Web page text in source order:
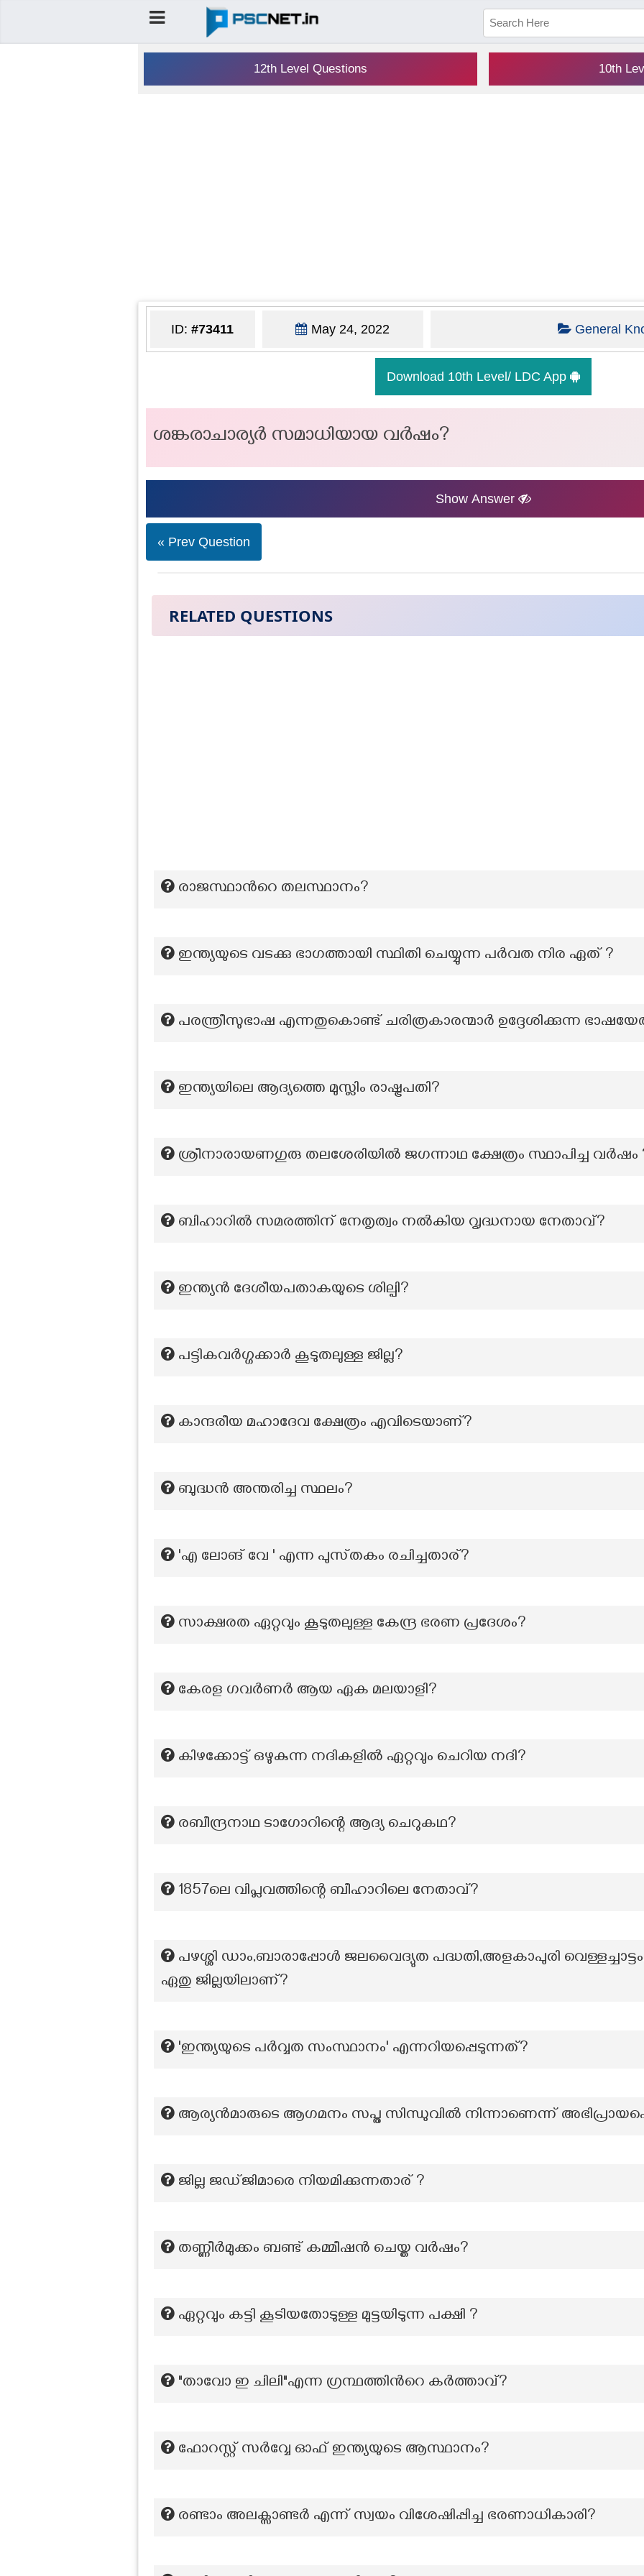
12th Level Questions 10th
ID:#73411 May 24, 2022 General
Download 10th Level/ LDC App
ശങ്കരാചാര്യർ സമാധിയായ വർഷം?
Show Answer
« Prev Question
RELATED QUESTIONS
രാജസ്ഥാന്‍റെ തലസ്ഥാനം?
ഇന്ത്യയുടെ വടക്കു ഭാഗത്തായി സ്ഥിതി ചെയ്യുന്ന പർവത നിര ഏത് ?
പരന്ത്രീസുഭാഷ എന്നതുകൊണ്ട് ചരിത്രകാരന്മാർ ഉദ്ദേശിക്കുന്ന
ഇന്ത്യയിലെ ആദ്യത്തെ മുസ്ലിം രാഷ്ട്രപതി?
ശ്രീനാരായണഗുരു തലശേരിയിൽ ജഗന്നാഥ ക്ഷേത്രം സ്ഥാപിച്ച വർഷം
ബിഹാറിൽ സമരത്തിന് നേതൃത്വം നൽകിയ വൃദ്ധനായ നേതാവ്?
ഇന്ത്യൻ ദേശീയപതാകയുടെ ശില്പി?
പട്ടികവര്‍ഗ്ഗക്കാർ കൂടുതലുള്ള ജില്ല?
കാന്ദരീയ മഹാദേവ ക്ഷേത്രം എവിടെയാണ്?
ബുദ്ധൻ അന്തരിച്ച സ്ഥലം?
'എ ലോങ് വേ ' എന്ന പുസ്‌തകം രചിച്ചതാര്?
സാക്ഷരത ഏറ്റവും കൂടുതലുള്ള കേന്ദ്ര ഭരണ പ്രദേശം?
കേരള ഗവര്‍ണര്‍ ആയ ഏക മലയാളി?
കിഴക്കോട്ട് ഒഴുകുന്ന നദികളില്‍ ഏറ്റവും ചെറിയ നദി?
രബീന്ദ്രനാഥ ടാഗോറിന്റെ ആദ്യ ചെറുകഥ?
1857ലെ വിപ്ലവത്തിന്റെ ബീഹാറിലെ നേതാവ്?
പഴശ്ശി ഡാം,ബാരാപ്പോൾ ജലവൈദ്യുത പദ്ധതി,അളകാപുരി
ഏതു ജില്ലയിലാണ്?
'ഇന്ത്യയുടെ പർവ്വത സംസ്ഥാനം' എന്നറിയപ്പെടുന്നത്?
ആര്യൻമാരുടെ ആഗമനം സപ്ത സിന്ധുവിൽ നിന്നാണെന്ന്
ജില്ല ജഡ്ജിമാരെ നിയമിക്കുന്നതാര് ?
തണ്ണീർമുക്കം ബണ്ട് കമ്മീഷൻ ചെയ്ത വർഷം?
ഏറ്റവും കട്ടി കൂടിയതോടുള്ള മുട്ടയിടുന്ന പക്ഷി ?
"താവോ ഇ ചിലി"എന്ന ഗ്രന്ഥത്തിന്‍റെ കർത്താവ്?
ഫോറസ്റ്റ് സർവ്വേ ഓഫ് ഇന്ത്യയുടെ ആസ്ഥാനം?
രണ്ടാം അലക്സാണ്ടർ എന്ന് സ്വയം വിശേഷിപ്പിച്ച ഭരണാധികാരി?